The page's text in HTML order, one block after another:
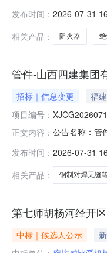
心查看。相关
发布时间： 2026-07-31
相关产品：
阻火器
管件-山西四建集团
招标｜信息变更 福
项目编号：
正文内容： 公告名称：管
我单位发布了
人：山西四建
发布时间： 2026-07-31
相关产品：
钢制对焊无缝
第七师胡杨河经开
中标｜候选人公示